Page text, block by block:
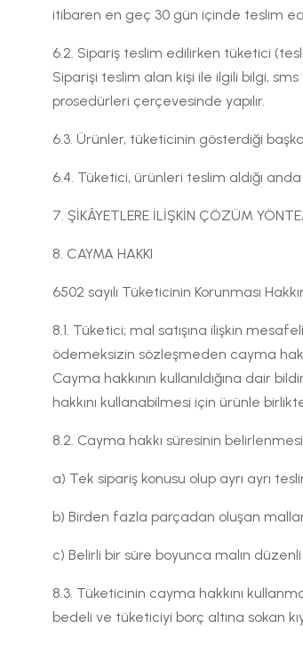
itibaren en geç 30 gün içinde teslim
6.2. Sipariş teslim edilirken tüketici
Siparişi teslim alan kişi ile ilgili bilgi,
prosedürleri çerçevesinde yapılır.
6.3. Ürünler, tüketicinin gösterdiği
6.4. Tüketici, ürünleri teslim aldığı
7. ŞİKÂYETLERE İLİŞKİN ÇÖZÜM
8. CAYMA HAKKI
6502 sayılı Tüketicinin Korunması
8.1. Tüketici; mal satışına ilişkin
ödemeksizin sözleşmeden cayma
Cayma hakkının kullanıldığına dair
hakkını kullanabilmesi için ürünle
8.2. Cayma hakkı süresinin
a) Tek sipariş konusu olup ayrı ayrı
b) Birden fazla parçadan oluşan
c) Belirli bir süre boyunca malın
8.3. Tüketicinin cayma hakkını
bedeli ve tüketiciyi borç altına sokan